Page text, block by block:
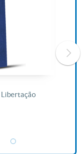
Libertação